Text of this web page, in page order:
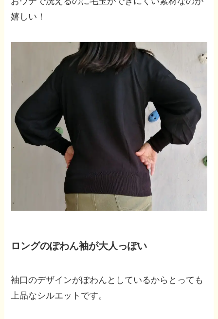
嬉しい！
ロングのぽわん袖が大人っぽい
袖口のデザインがぽわんとしているからとっても
上品なシルエットです。